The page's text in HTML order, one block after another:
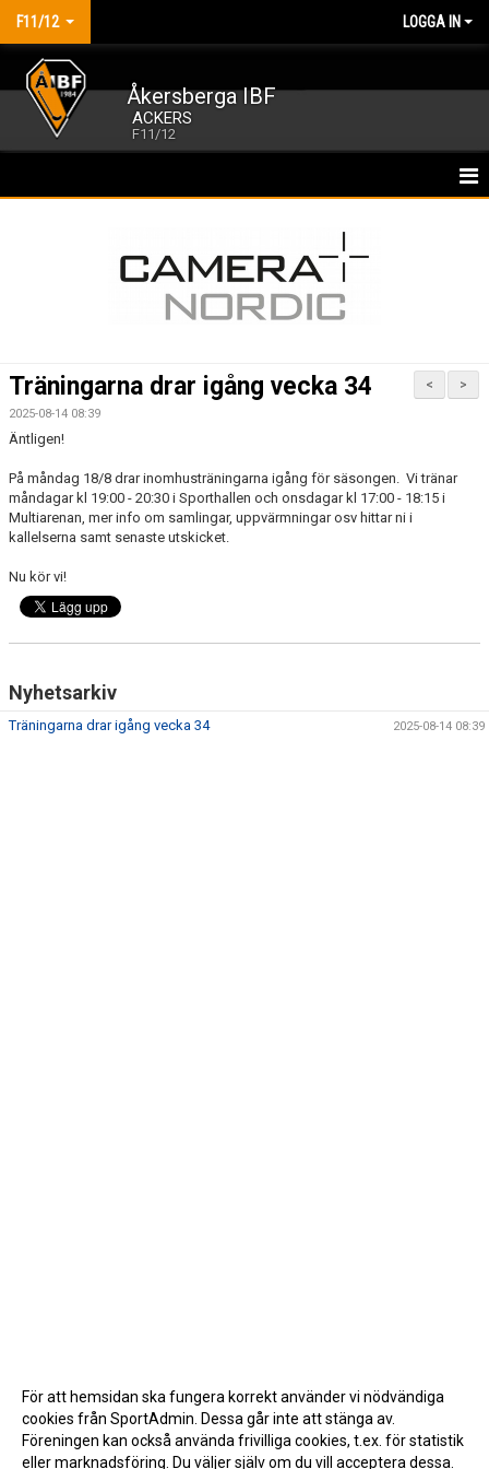
F11/12 LOGGA IN
Åkersberga IBF
ACKERS
F11/12
TRUPPEN
DOKUMENT
>
<
Träningarna drar igång vecka 34
2025-08-14 08:39
Äntligen!
På måndag 18/8 drar inomhusträningarna igång för säsongen. Vi tränar
måndagar kl 19:00 - 20:30 i Sporthallen och onsdagar kl 17:00 - 18:15 i
Multiarenan, mer info om samlingar, uppvärmningar osv hittar ni i
kallelserna samt senaste utskicket.
Nu kör vi!
Nyhetsarkiv
Träningarna drar igång vecka 34 2025-08-14 08:39
För att hemsidan ska fungera korrekt använder vi nödvändiga
cookies från SportAdmin. Dessa går inte att stänga av.
Föreningen kan också använda frivilliga cookies, t.ex. för statistik
eller marknadsföring. Du väljer själv om du vill acceptera dessa.